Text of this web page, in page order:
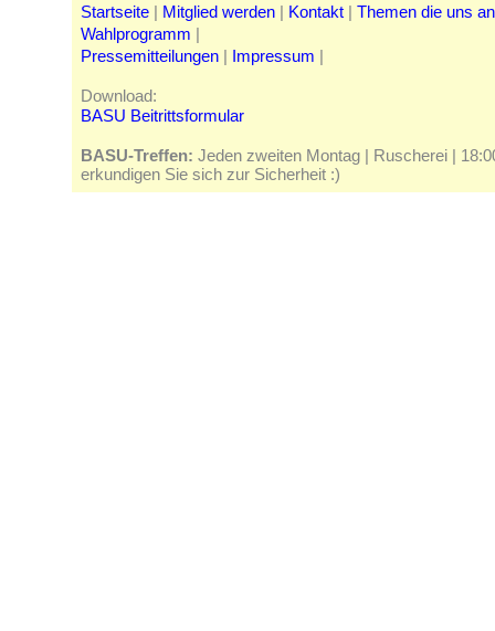
Startseite | Mitglied werden | Kontakt | Themen die uns
Wahlprogramm |
Pressemitteilungen | Impressum |
Download:
BASU Beitrittsformular
BASU-Treffen: Jeden zweiten Montag | Ruscherei |
erkundigen Sie sich zur Sicherheit :)